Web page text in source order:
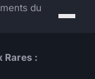
du
Rares :